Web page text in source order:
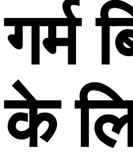
गर्म
के